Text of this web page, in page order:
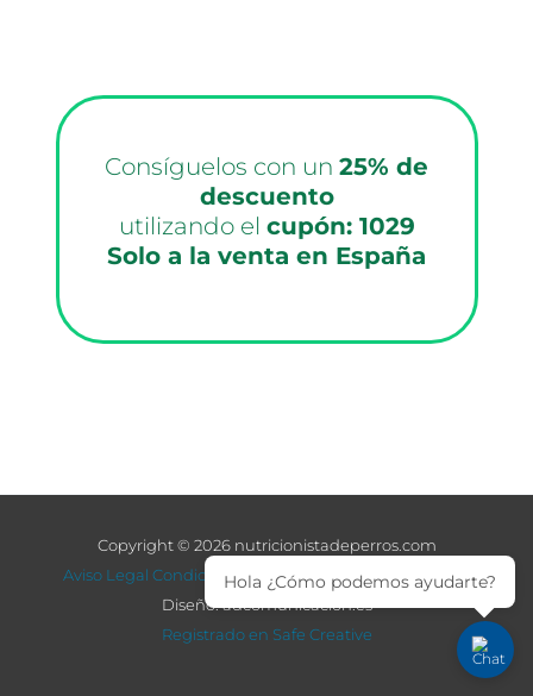
Consíguelos con un 25% de
descuento
utilizando el cupón: 1029
Solo a la venta en España
Copyright © 2026 nutricionistadeperros.com
Aviso Legal Condiciones de venta nutritionist for dogs
Diseño: adcomunicacion.es
Registrado en Safe Creative
Hola ¿Cómo podemos ayudarte?